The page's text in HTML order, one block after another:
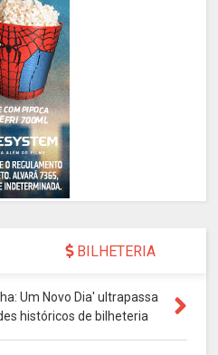
BILHETERIA
Um Novo Dia' ultrapassa
históricos de bilheteria